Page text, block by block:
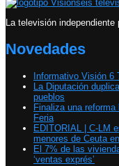
La televisión independiente
Novedades
Informativo Visión 6
La Diputación
pueblos
Finaliza una
Feria
EDITORIAL | C-LM
menores de Ceuta
El 7% de las
‘ventas exprés’